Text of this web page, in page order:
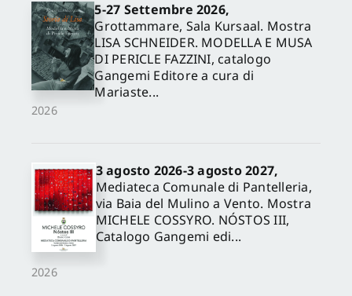
2026
5-27 Settembre 2026,
Grottammare, Sala Kursaal. Mostra
LISA SCHNEIDER. MODELLA E MUSA
DI PERICLE FAZZINI, catalogo
Gangemi Editore a cura di
Mariaste...
2026
3 agosto 2026-3 agosto 2027,
Mediateca Comunale di Pantelleria,
via Baia del Mulino a Vento. Mostra
MICHELE COSSYRO. NÓSTOS III,
Catalogo Gangemi edi...